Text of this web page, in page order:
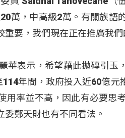
萬，中高級2萬。有關族語
要，我們現在正在推廣我們
華表示，希望藉此拋磚引玉
年間，政府投入近60億元
率並不高，因此有必要思
鄭天財也有不同看法。